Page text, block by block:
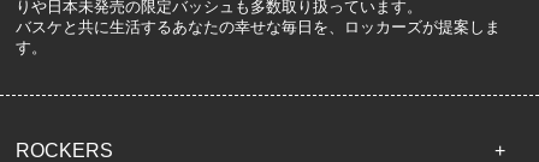
りや日本未発売の限定バッシュも多数取り扱っています。
バスケと共に生活するあなたの幸せな毎日を、ロッカーズが提案しま
す。
ROCKERS